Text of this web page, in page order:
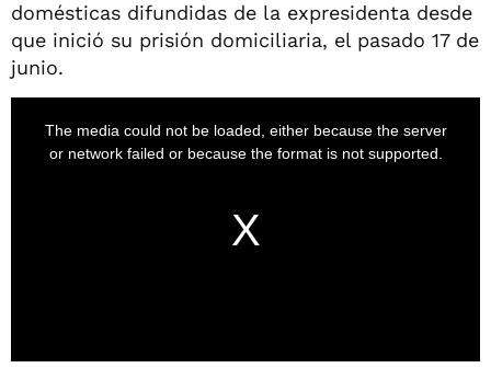
domésticas difundidas de la expresidenta desde
que inició su prisión domiciliaria, el pasado 17 de
junio.